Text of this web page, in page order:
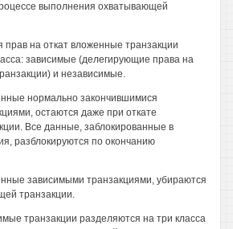
выполнения охватывающей
прав на откат вложенные транзакции
зависимые (делегирующие права на
и независимые.
нормально закончившимися
остаются даже при откате
Все данные, заблокированные в
разблокируются по окончанию
зависимыми транзакциями, убираются
транзакции.
транзакции разделяются на три класса